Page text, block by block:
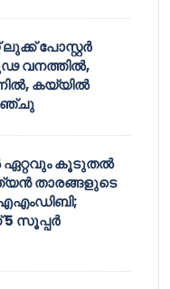
ലുക്ക് പോസ്റ്റർ
വനത്തിൽ,
കയ്യിൽ
മഞ്ചു
കൂടുതൽ
താരങ്ങളുടെ
ഐഎംഡിബി;
5 സൂപ്പർ